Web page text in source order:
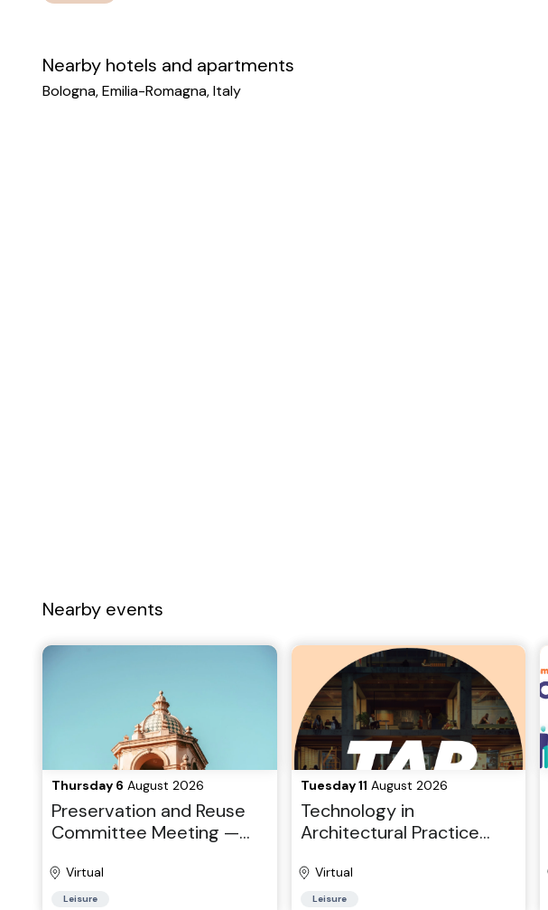
Nearby hotels and apartments
Bologna, Emilia-Romagna, Italy
Nearby events
Thursday 6 August 2026
Preservation and Reuse
Committee Meeting —
Virtual
Leisure
Tuesday 11 August 2026
Technology in
Architectural Practice
Virtual
Leisure